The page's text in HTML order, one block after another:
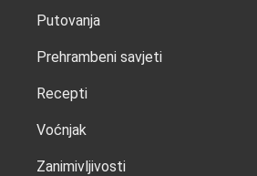
Putovanja
Prehrambeni savjeti
Recepti
Voćnjak
Zanimivljivosti